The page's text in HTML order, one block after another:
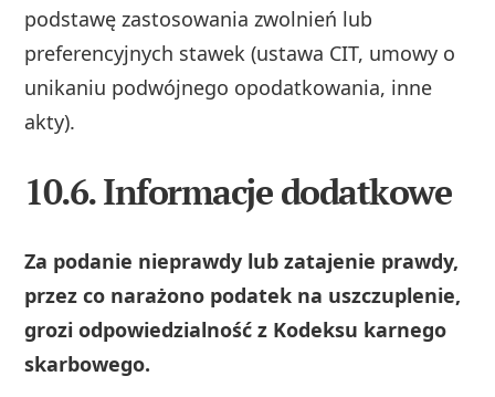
podstawę zastosowania zwolnień lub
preferencyjnych stawek (ustawa CIT, umowy o
unikaniu podwójnego opodatkowania, inne
akty).
10.6. Informacje dodatkowe
Za podanie nieprawdy lub zatajenie prawdy,
przez co narażono podatek na uszczuplenie,
grozi odpowiedzialność z Kodeksu karnego
skarbowego.